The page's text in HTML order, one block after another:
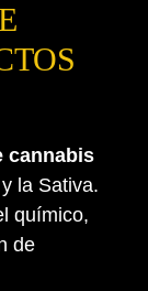
cannabis
la Sativa.
químico,
de